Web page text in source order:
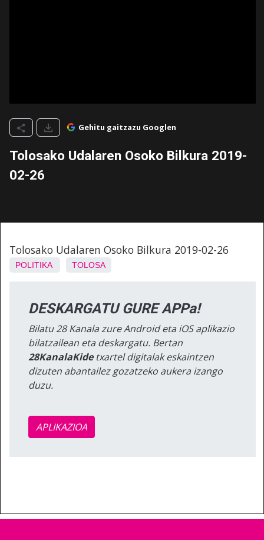
Gehitu gaitzazu Googlen
Tolosako Udalaren Osoko Bilkura 2019-
02-26
Tolosako Udalaren Osoko Bilkura 2019-02-26
POLITIKA TOLOSA
DESKARGATU GURE APPa!
Bilatu 28 Kanala zure Android eta iOS aplikazio
bilatzailean eta deskargatu. Bertan
28KanalaKidetxartel digitalak eskaintzen
dizuten abantailez gozatzeko aukera izango
duzu.
APLIKAZIOA